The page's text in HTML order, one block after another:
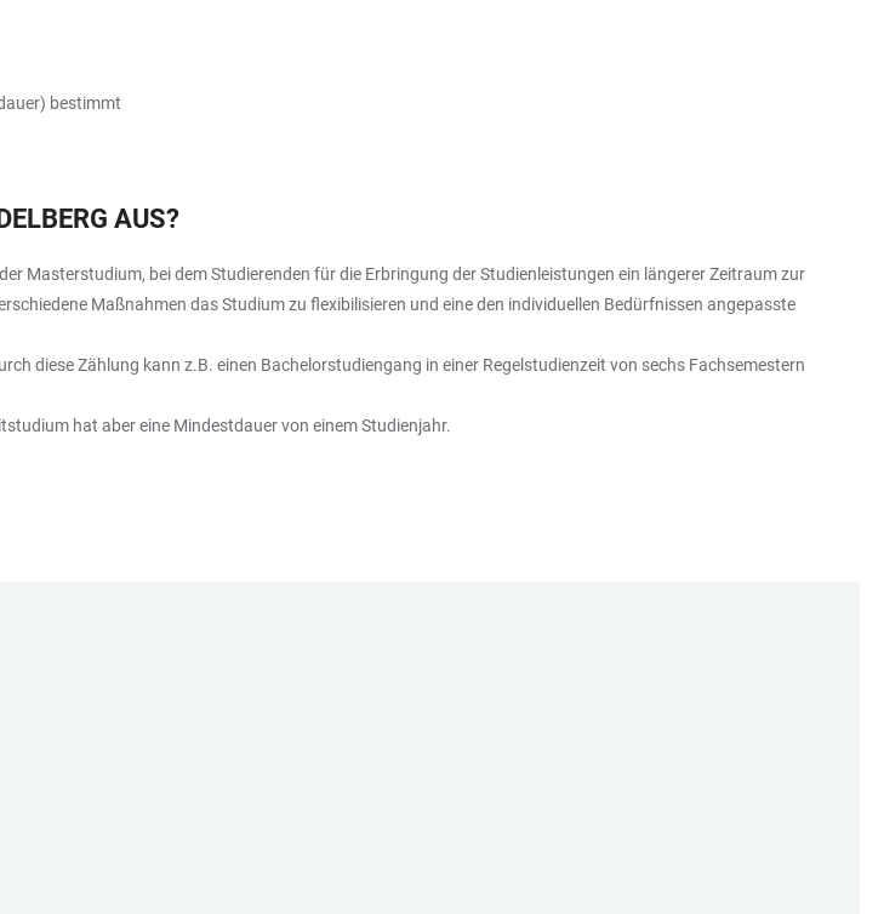
bestimmt
AUS?
Masterstudium, bei dem Studierenden für die Erbringung der Studienleistungen ein längerer Zeitraum zur
Maßnahmen das Studium zu flexibilisieren und eine den individuellen Bedürfnissen angepasste
diese Zählung kann z.B. einen Bachelorstudiengang in einer Regelstudienzeit von sechs Fachsemestern
hat aber eine Mindestdauer von einem Studienjahr.